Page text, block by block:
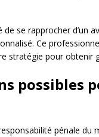
se rapprocher d’un
Ce
stratégie pour obtenir
possibles
pénale